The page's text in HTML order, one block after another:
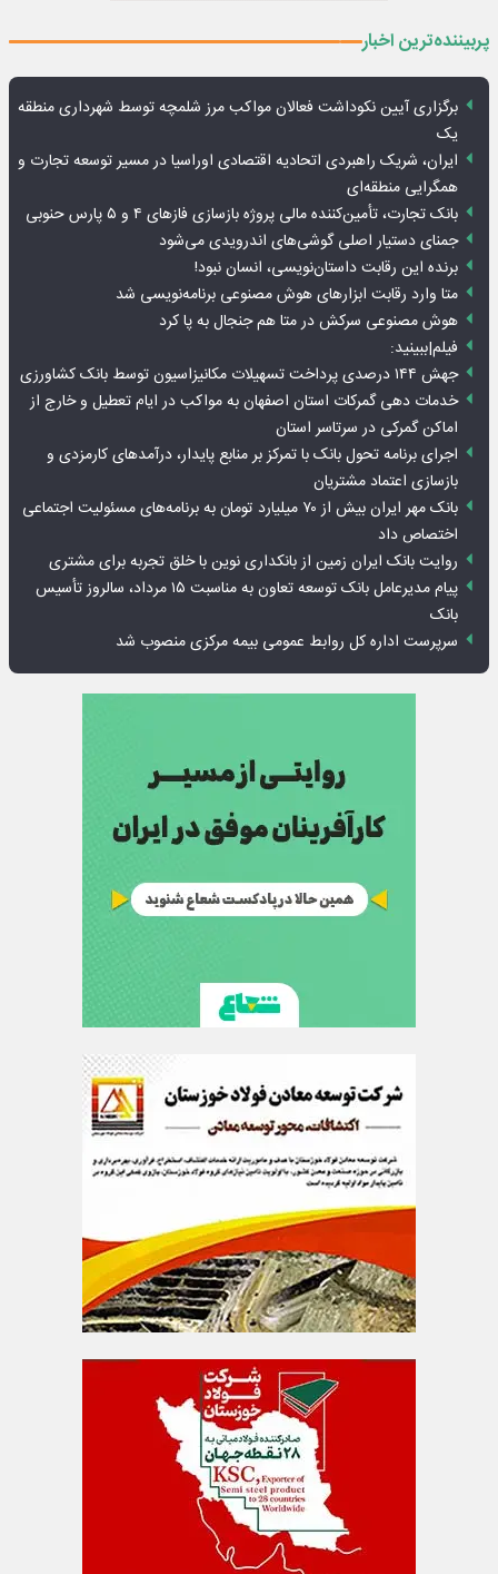
پربیننده‌ترین اخبار
برگزاری آیین نکوداشت فعالان مواکب مرز شلمچه توسط شهرداری منطقه
یک
ایران، شریک راهبردی اتحادیه اقتصادی اوراسیا در مسیر توسعه تجارت و
همگرایی منطقه‌ای
بانک تجارت، تأمین‌کننده مالی پروژه بازسازی فازهای ۴ و ۵ پارس حنوبی
جمنای دستیار اصلی گوشی‌های اندرویدی می‌شود
برنده این رقابت داستان‌نویسی، انسان نبود!
متا وارد رقابت ابزارهای هوش مصنوعی برنامه‌نویسی شد
هوش مصنوعی سرکش در متا هم جنجال به پا کرد
فیلم|ببینید:
جهش ۱۴۴ درصدی پرداخت تسهیلات مکانیزاسیون توسط بانک کشاورزی
خدمات دهی گمرکات استان اصفهان به مواکب در ایام تعطیل و خارج از
اماکن گمرکی در سرتاسر استان
اجرای برنامه تحول بانک با تمرکز بر منابع پایدار، درآمدهای کارمزدی و
بازسازی اعتماد مشتریان
بانک مهر ایران بیش از ۷۰ میلیارد تومان به برنامه‌های مسئولیت اجتماعی
اختصاص داد
روایت بانک ایران زمین از بانکداری نوین با خلق تجربه برای مشتری
پیام مدیرعامل بانک توسعه تعاون به مناسبت ۱۵ مرداد، سالروز تأسیس
بانک
سرپرست اداره کل روابط عمومی بیمه مرکزی منصوب شد